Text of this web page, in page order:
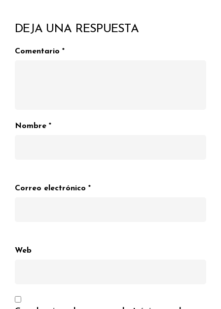
DEJA UNA RESPUESTA
Comentario *
Nombre *
Correo electrónico *
Web